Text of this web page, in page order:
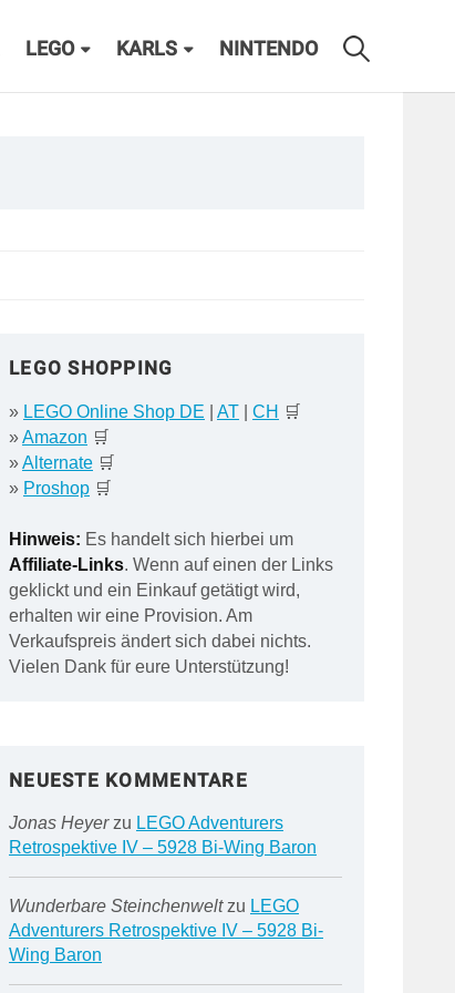
LEGO KARLS NINTENDO
LEGO SHOPPING
» LEGO Online Shop DE AT| CH 🛒
»Amazon 🛒
»Alternate🛒
» Proshop🛒
Hinweis: Es handelt sich hierbei um
Affiliate-Links. Wenn auf einen der Links
geklickt und ein Einkauf getätigt wird,
erhalten wir eine Provision. Am
Verkaufspreis ändert sich dabei nichts.
Vielen Dank für eure Unterstützung!
NEUESTE KOMMENTARE
Jonas Heyerzu LEGO Adventurers
Retrospektive IV – 5928 Bi-Wing Baron
Wunderbare Steinchenweltzu LEGO
Adventurers Retrospektive IV – 5928 Bi-
Wing Baron